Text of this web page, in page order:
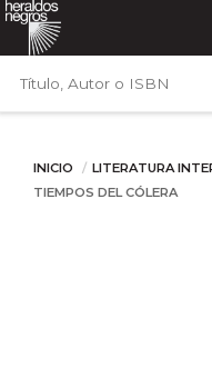
INICIO LITERATURA
TIEMPOS DEL CÓLERA